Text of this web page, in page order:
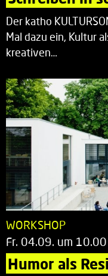
Der katho
Mal dazu ein, Kultur
kreativen…
WORKSHOP
Fr. 04.09. um
Humor als